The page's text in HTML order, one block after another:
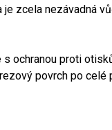
zcela nezávadná
s ochranou proti
povrch po celé